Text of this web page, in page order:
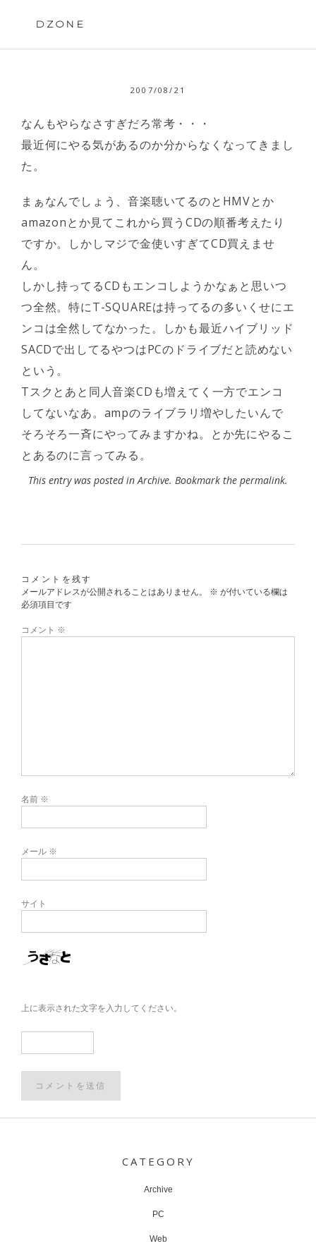
DZONE
2007/08/21
なんもやらなさすぎだろ常考・・・
最近何にやる気があるのか分からなくなってきまし
た。
まぁなんでしょう、音楽聴いてるのとHMVとか
amazonとか見てこれから買うCDの順番考えたり
ですか。しかしマジで金使いすぎてCD買えませ
ん。
しかし持ってるCDもエンコしようかなぁと思いつ
つ全然。特にT-SQUAREは持ってるの多いくせにエ
ンコは全然してなかった。しかも最近ハイブリッド
SACDで出してるやつはPCのドライブだと読めない
という。
Tスクとあと同人音楽CDも増えてく一方でエンコ
してないなあ。ampのライブラリ増やしたいんで
そろそろ一斉にやってみますかね。とか先にやるこ
とあるのに言ってみる。
This entry was posted inArchive. Bookmark the permalink.
コメントを残す
メールアドレスが公開されることはありません。
※ が付いている欄は
必須項目です
コメント ※
名前 ※
メール ※
サイト
上に表示された文字を入力してください。
CATEGORY
Archive
PC
Web